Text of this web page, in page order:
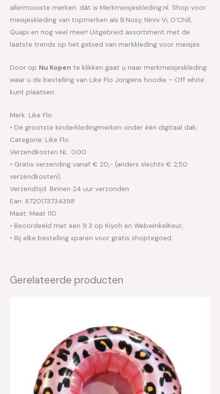
allermooiste merken: dát is Merkmeisjeskleding.nl. Shop voor
meisjeskleding van topmerken als B.Nosy, Ninni Vi, O’Chill,
Quapi en nog veel meer! Uitgebreid assortiment met de
laatste trends op het gebied van merkkleding voor meisjes.
Door op Nu Kopen te klikken gaat u naar merkmeisjeskleding
waar u de bestelling van Like Flo Jongens hoodie – Off white
kunt plaatsen.
Merk: Like Flo
• De grootste kinderkledingmerken onder één digitaal dak;
Categorie: Like Flo
Verzendkosten NL: 0.00
• Gratis verzending vanaf € 20,- (anders slechts € 2,50
verzendkosten);
Verzendtijd: Binnen 24 uur verzonden
Ean: 8720173734398
Maat: Maat 110
• Beoordeeld met een 9.3 op Kiyoh en WebwinkelKeur;
• Bij elke bestelling sparen voor gratis shoptegoed.
Gerelateerde producten